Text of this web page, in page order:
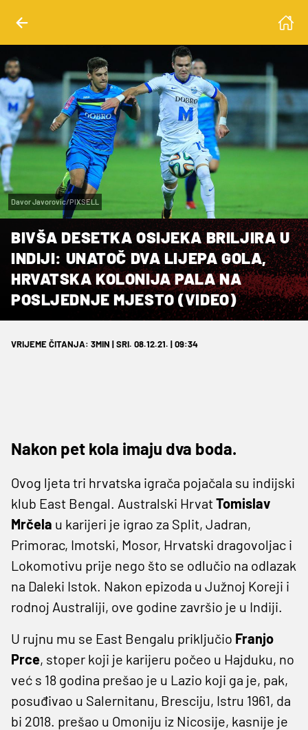
Davor Javorovic/PIXSELL
BIVŠA DESETKA OSIJEKA BRILJIRA U
INDIJI: UNATOČ DVA LIJEPA GOLA,
HRVATSKA KOLONIJA PALA NA
POSLJEDNJE MJESTO (VIDEO)
VRIJEME ČITANJA: 3MIN | SRI. 08.12.21. | 09:34
Nakon pet kola imaju dva boda.
Ovog ljeta tri hrvatska igrača pojačala su indijski
klub East Bengal. Australski HrvatTomislav
Mrčela u karijeri je igrao za Split, Jadran,
Primorac, Imotski, Mosor, Hrvatski dragovoljac i
Lokomotivu prije nego što se odlučio na odlazak
na Daleki Istok. Nakon epizoda u Južnoj Koreji i
rodnoj Australiji, ove godine završio je u Indiji.
U rujnu mu se East Bengalu priključio Franjo
Prce, stoper koji je karijeru počeo u Hajduku, no
već s 18 godina prešao je u Lazio koji ga je, pak,
posuđivao u Salernitanu, Bresciju, Istru 1961, da
bi 2018. prešao u Omoniju iz Nicosije, kasnije je